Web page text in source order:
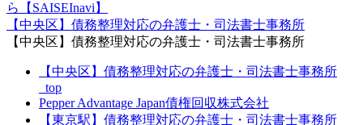
新宿東法律事務所
アース法律事務所
吉祥寺本町法律事務所
ら【SAISEInavi】
【中央区】債務整理対応の弁護士・司法書士事務所
【中央区】債務整理対応の弁護士・司法書士事務所
【中央区】債務整理対応の弁護士・司法書士事務所
_top
Pepper Advantage Japan債権回収株式会社
【東京駅】債務整理対応の弁護士・司法書士事務所